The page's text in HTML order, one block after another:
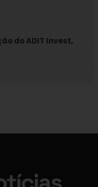
do ADIT Invest,